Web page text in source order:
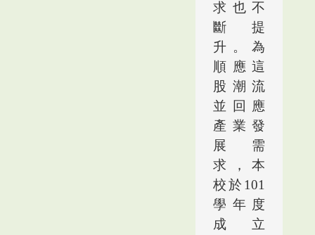
求也不
斷提
升。為
順應這
股潮流
並回應
產業發
展需
求，本
校於 101
學年度
成立